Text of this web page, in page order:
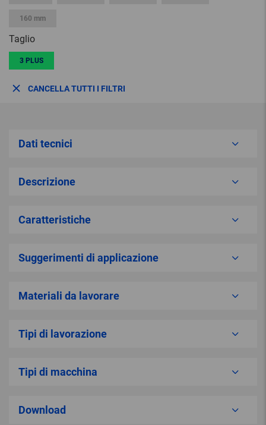
160 mm
Taglio
3 PLUS
CANCELLA TUTTI I FILTRI
Dati tecnici
Descrizione
Caratteristiche
Suggerimenti di applicazione
Materiali da lavorare
Tipi di lavorazione
Tipi di macchina
Download